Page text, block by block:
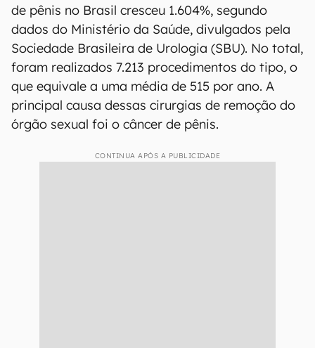
de pênis no Brasil cresceu 1.604%, segundo
dados do Ministério da Saúde, divulgados pela
Sociedade Brasileira de Urologia (SBU). No total,
foram realizados 7.213 procedimentos do tipo, o
que equivale a uma média de 515 por ano. A
principal causa dessas cirurgias de remoção do
órgão sexual foi o câncer de pênis.
CONTINUA APÓS A PUBLICIDADE